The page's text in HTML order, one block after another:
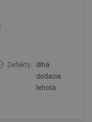
Defekty
dlhá
dodacia
lehota